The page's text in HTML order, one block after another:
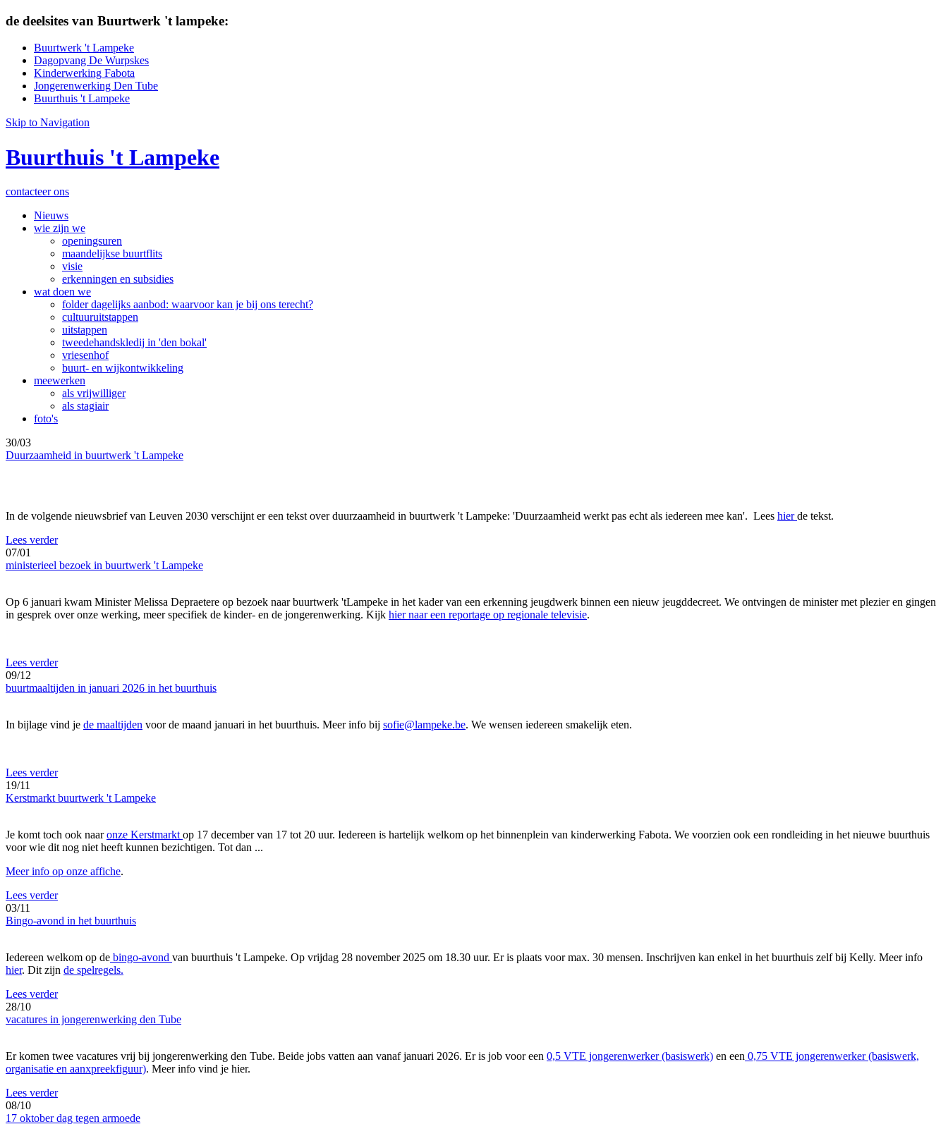
de deelsites van Buurtwerk 't lampeke:
Buurtwerk 't Lampeke
Dagopvang De Wurpskes
Kinderwerking Fabota
Jongerenwerking Den Tube
Buurthuis 't Lampeke
Skip to Navigation
Buurthuis 't Lampeke
contacteer ons
Nieuws
wie zijn we
openingsuren
maandelijkse buurtflits
visie
erkenningen en subsidies
wat doen we
folder dagelijks aanbod: waarvoor kan je bij ons terecht?
cultuuruitstappen
uitstappen
tweedehandskledij in 'den bokal'
vriesenhof
buurt- en wijkontwikkeling
meewerken
als vrijwilliger
als stagiair
foto's
30/03
Duurzaamheid in buurtwerk 't Lampeke
In de volgende nieuwsbrief van Leuven 2030 verschijnt er een tekst over duurzaamheid in buurtwerk 't Lampeke: 'Duurzaamheid werkt pas echt als iedereen mee kan'. Lees hierde tekst.
Lees verder
07/01
ministerieel bezoek in buurtwerk 't Lampeke
Op 6 januari kwam Minister Melissa Depraetere op bezoek naar buurtwerk 'tLampeke in het kader van een erkenning jeugdwerk binnen een nieuw jeugddecreet. We ontvingen de minister met plezier en gingen
in gesprek over onze werking, meer specifiek de kinder- en de jongerenwerking. Kijk hier naar een reportage op regionale televisie.
Lees verder
09/12
buurtmaaltijden in januari 2026 in het buurthuis
In bijlage vind je de maaltijden voor de maand januari in het buurthuis. Meer info bij sofie@lampeke.be. We wensen iedereen smakelijk eten.
Lees verder
19/11
Kerstmarkt buurtwerk 't Lampeke
Je komt toch ook naaronze Kerstmarkt op 17 december van 17 tot 20 uur. Iedereen is hartelijk welkom op het binnenplein van kinderwerking Fabota. We voorzien ook een rondleiding in het nieuwe buurthuis
voor wie dit nog niet heeft kunnen bezichtigen. Tot dan ...
Meer info op onze affiche.
Lees verder
03/11
Bingo-avond in het buurthuis
Iedereen welkom op de bingo-avond van buurthuis 't Lampeke. Op vrijdag 28 november 2025 om 18.30 uur. Er is plaats voor max. 30 mensen. Inschrijven kan enkel in het buurthuis zelf bij Kelly. Meer info
hier. Dit zijn de spelregels.
Lees verder
28/10
vacatures in jongerenwerking den Tube
Er komen twee vacatures vrij bij jongerenwerking den Tube. Beide jobs vatten aan vanaf januari 2026. Er is job voor een 0,5 VTE jongerenwerker (basiswerk) en een 0,75 VTE jongerenwerker (basiswerk,
organisatie en aanxpreekfiguur). Meer info vind je hier.
Lees verder
08/10
17 oktober dag tegen armoede